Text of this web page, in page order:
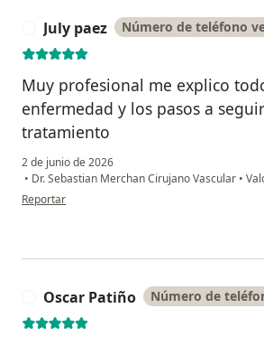
July paez Número de teléfono
Muy profesional me explico
enfermedad y los pasos a
tratamiento
2 de junio de 2026
• Dr. Sebastian Merchan Cirujano Vascular •
en opinión del usuario July paez
Reportar
Oscar Patiño Número de